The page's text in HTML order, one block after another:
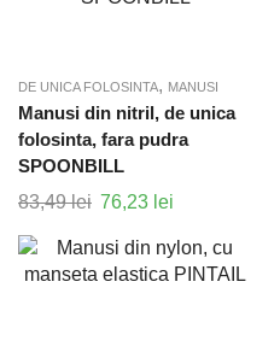
DE UNICA FOLOSINTA, MANUSI
Manusi din nitril, de unica
folosinta, fara pudra
SPOONBILL
83,49lei Prețul
a
76,23 lei
este: